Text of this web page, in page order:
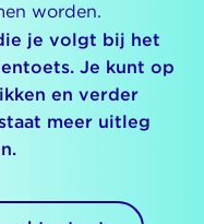
worden.
je volgt bij het
Je kunt op
en verder
meer uitleg